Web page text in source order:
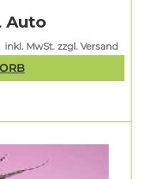
Auto
inkl. MwSt. zzgl. Versand